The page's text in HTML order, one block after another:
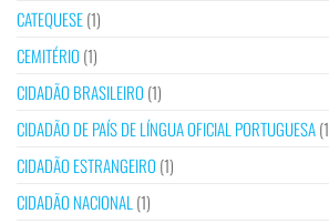
CATEQUESE(1)
CEMITÉRIO (1)
CIDADÃO BRASILEIRO (1)
CIDADÃO DE PAÍS DE LÍNGUA OFICIAL PORTUGUESA
CIDADÃO ESTRANGEIRO (1)
CIDADÃO NACIONAL (1)